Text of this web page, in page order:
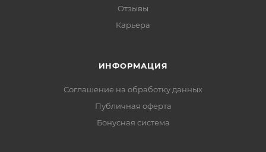
Отзывы
Карьера
ИНФОРМАЦИЯ
Соглашение на обработку данных
Публичная оферта
Бонусная система